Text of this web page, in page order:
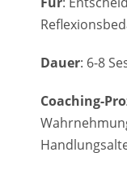
Dauer: 6-8
Coaching-